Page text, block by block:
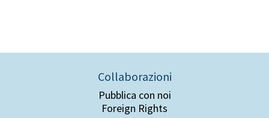
Collaborazioni
Pubblica con noi
Foreign Rights